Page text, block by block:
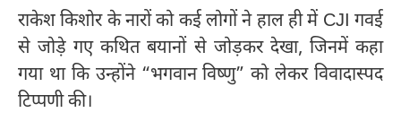
राकेश किशोर के नारों को कई लोगों ने हाल ही में CJI गवई
से जोड़े गए कथित बयानों से जोड़कर देखा, जिनमें कहा
गया था कि उन्होंने “भगवान विष्णु” को लेकर विवादास्पद
टिप्पणी की।